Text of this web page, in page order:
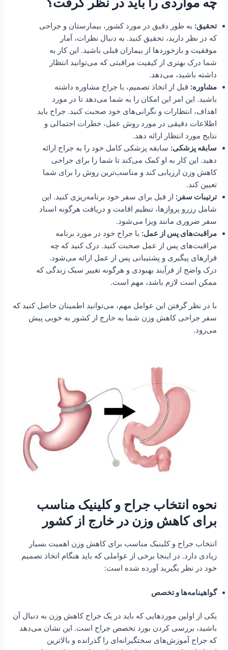
تحقیق: به طور دقیق در مورد کشور، بیمارستان و جراحی
که در نظر دارید، تحقیق کنید. به دنبال نظرات، آمار
موفقیت و بازخوردها از بیماران قبلی باشید. این کار به
شما درک بهتری از کیفیت مراقبتی که می‌توانید انتظار
داشته باشید، می‌دهد.
مشاوره: قبل از اتخاذ تصمیم، با جراح مشاوره داشته
باشید. این امر این امکان را به شما می‌دهد تا در مورد
اهداف، انتظارات و نگرانی‌های خود صحبت کنید. جراح باید
اطلاعات دقیقی در مورد روش عمل، خطرات احتمالی و
نتایج مورد انتظار ارائه دهد.
سابقه پزشکی: سابقه پزشکی کامل خود را به جراح ارائه
دهید. این کار به او کمک می‌کند تا شما را برای جراحی
کاهش وزن ارزیابی کند و مناسب‌ترین روش را برای شما
تعیین کند.
ترتیبات سفر: از قبل برای سفر خود برنامه‌ریزی کنید. این
شامل رزرو پروازها، تنظیم اقامت و دریافت هرگونه اسناد
سفر ضروری مانند ویزا می‌شود.
مراقبت‌های پس از عمل: با جراح خود در مورد برنامه
مراقبت‌های پس از عمل صحبت کنید. درک کنید که چه
قرارهای پیگیری و پشتیبانی پس از عمل ارائه می‌شود.
درک واضح از فرآیند بهبودی و هرگونه تغییر سبک زندگی که
ممکن است لازم باشد، مهم است.
با در نظر گرفتن این عوامل مهم، می‌توانید اطمینان حاصل کنید که
سفر جراحی کاهش وزن شما به خارج از کشور به خوبی پیش
می‌رود.
نحوه انتخاب جراح و کلینیک مناسب
برای کاهش وزن در خارج از کشور
انتخاب جراح و کلینیک مناسب برای کاهش وزن اهمیت بسیار
زیادی دارد. در اینجا برخی از عواملی که باید هنگام اتخاذ تصمیم
خود در نظر بگیرید آورده شده است:
گواهینامه‌ها و تخصص
یکی از اولین موردهایی که باید در یک جراح کاهش وزن به دنبال آن
باشید، بررسی کردن بورد تخصص جراح است. این نشان می‌دهد
که جراح آموزش‌های سختگیرانه‌ای را گذرانده و بالاترین